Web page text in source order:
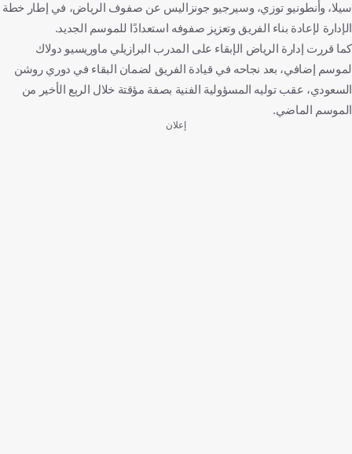
سيلا، وأنطونيو توزي، وسيرجيو جونزاليس عن صفوف الرياض، في إطار خطة
الإدارة لإعادة بناء الفريق وتعزيز صفوفه استعدادًا للموسم الجديد.
كما قررت إدارة الرياض الإبقاء على المدرب البرازيلي ماوريسيو دولاك
لموسم إضافي، بعد نجاحه في قيادة الفريق لضمان البقاء في دوري روشن
السعودي، عقب توليه المسؤولية الفنية بصفة مؤقتة خلال الربع الأخير من
الموسم الماضي.
إعلان